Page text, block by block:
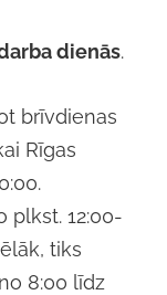
dienās.
brīvdienas
Rīgas
plkst. 12:00-
tiks
8:00 līdz